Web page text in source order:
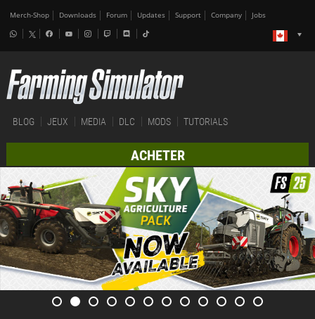
Merch-Shop Downloads Forum Updates Support Company Jobs
BLOG JEUX MEDIA DLC MODS TUTORIALS
ACHETER